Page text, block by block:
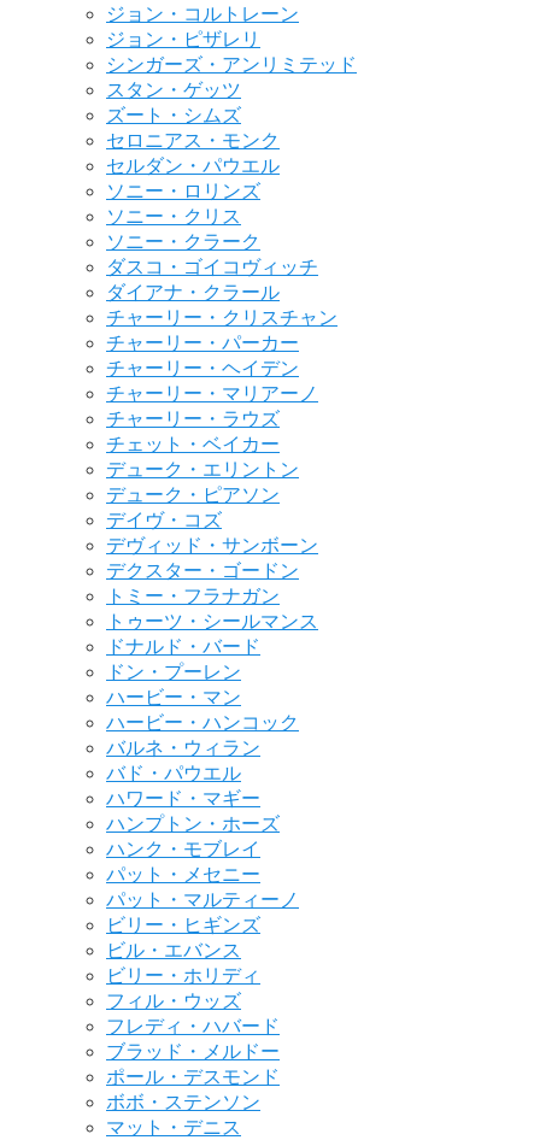
ジョン・コルトレーン
ジョン・ピザレリ
シンガーズ・アンリミテッド
スタン・ゲッツ
ズート・シムズ
セロニアス・モンク
セルダン・パウエル
ソニー・ロリンズ
ソニー・クリス
ソニー・クラーク
ダスコ・ゴイコヴィッチ
ダイアナ・クラール
チャーリー・クリスチャン
チャーリー・パーカー
チャーリー・ヘイデン
チャーリー・マリアーノ
チャーリー・ラウズ
チェット・ベイカー
デューク・エリントン
デューク・ピアソン
デイヴ・コズ
デヴィッド・サンボーン
デクスター・ゴードン
トミー・フラナガン
トゥーツ・シールマンス
ドナルド・バード
ドン・プーレン
ハービー・マン
ハービー・ハンコック
バルネ・ウィラン
バド・パウエル
ハワード・マギー
ハンプトン・ホーズ
ハンク・モブレイ
パット・メセニー
パット・マルティーノ
ビリー・ヒギンズ
ビル・エバンス
ビリー・ホリディ
フィル・ウッズ
フレディ・ハバード
ブラッド・メルドー
ポール・デスモンド
ボボ・ステンソン
マット・デニス